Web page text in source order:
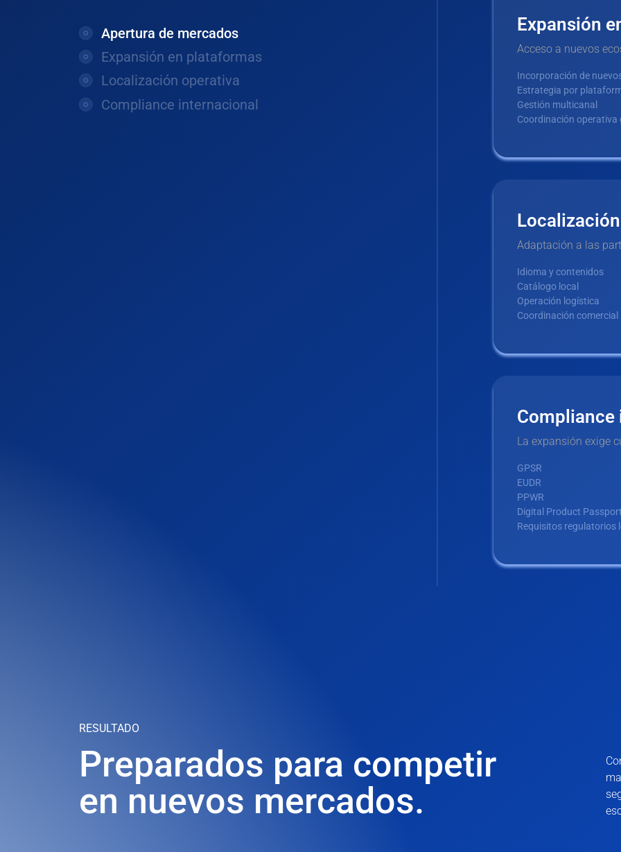
Apertura de mercados
Expansión en plataformas
Localización operativa
Compliance internacional
Expansión
Acceso a nuevos
Incorporación de
Estrategia por
Gestión multicanal
Coordinación operativa
Adaptación a las
Idioma y contenidos
Catálogo local
Operación logística
Coordinación comercial
Compliance
La expansión exige
GPSR
EUDR
PPWR
Digital Product Passport
Requisitos regulatorios
RESULTADO
Preparados para competir
en nuevos mercados.